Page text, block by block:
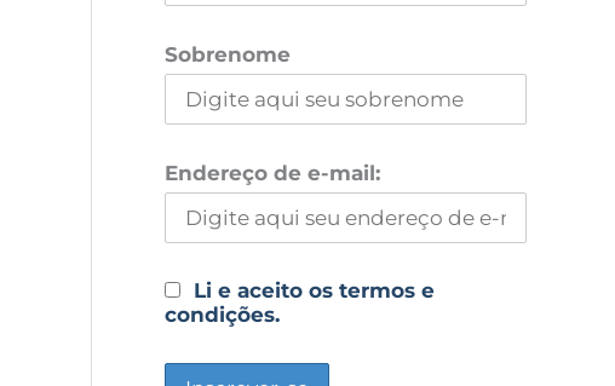
Sobrenome
Endereço de e-mail:
Li e aceito os termos e
condições.